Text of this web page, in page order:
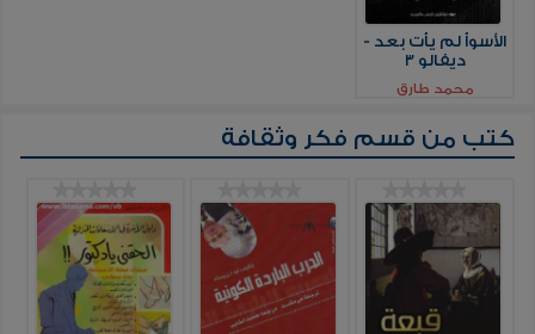
الأسوأ لم يأت بعد -
ديفالو 3
محمد طارق
كتب من قسم فكر وثقافة